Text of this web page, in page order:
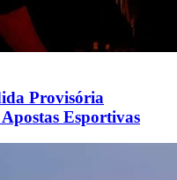
Provisória
Esportivas